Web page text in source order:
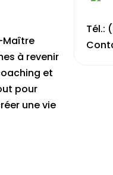
Maître
à revenir
et
pour
une vie
Tél.: